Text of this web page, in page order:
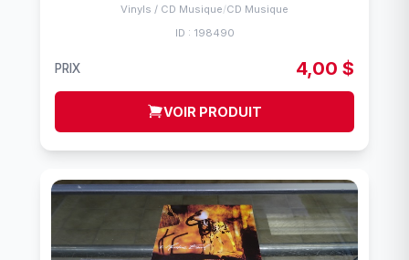
Vinyls / CD Musique/CD Musique
ID : 198490
PRIX 4,00 $
VOIR PRODUIT